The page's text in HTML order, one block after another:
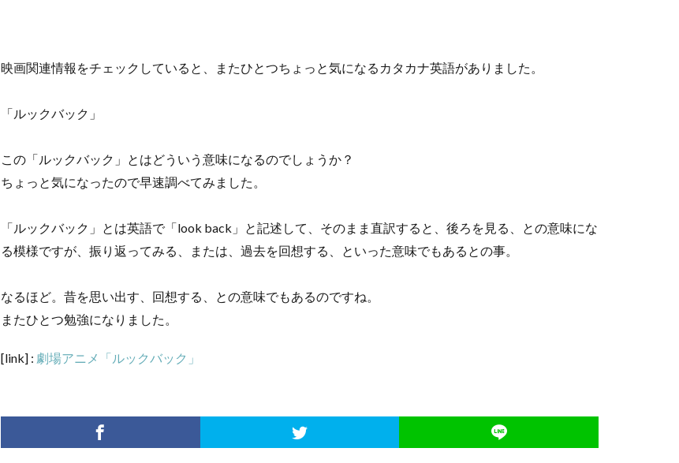
映画関連情報をチェックしていると、またひとつちょっと気になるカタカナ英語がありました。
「ルックバック」
この「ルックバック」とはどういう意味になるのでしょうか？
ちょっと気になったので早速調べてみました。
「ルックバック」とは英語で「look back」と記述して、そのまま直訳すると、後ろを見る、との意味にな
る模様ですが、振り返ってみる、または、過去を回想する、といった意味でもあるとの事。
なるほど。昔を思い出す、回想する、との意味でもあるのですね。
またひとつ勉強になりました。
[link] : 劇場アニメ「ルックバック」